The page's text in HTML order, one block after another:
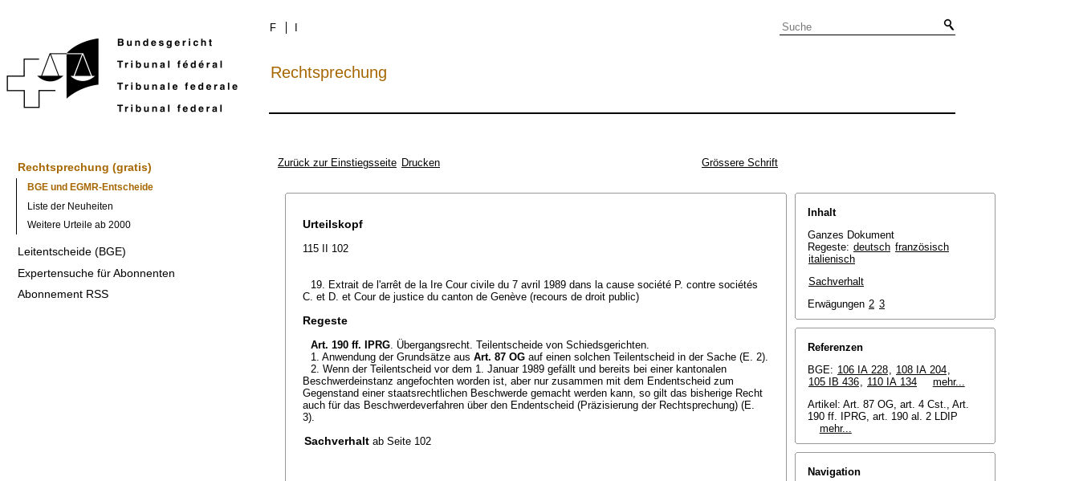
F
Rechtsprechung
Rechtsprechung (gratis)
BGE und EGMR-Entscheide
Liste der Neuheiten
Weitere Urteile ab 2000
Leitentscheide (BGE)
Expertensuche für Abonnenten
Abonnement RSS
Zurück zur Einstiegsseite Drucken Grössere Schrift
Urteilskopf
115 II 102
19. Extrait de l'arrêt de la Ire Cour civile du 7 avril 1989 dans la cause société P. contre sociétés
C. et D. et Cour de justice du canton de Genève (recours de droit public)
Regeste
Art. 190 ff. IPRG. Übergangsrecht. Teilentscheide von Schiedsgerichten.
1. Anwendung der Grundsätze aus Art. 87 OG auf einen solchen Teilentscheid in der Sache (E. 2).
2. Wenn der Teilentscheid vor dem 1. Januar 1989 gefällt und bereits bei einer kantonalen
Beschwerdeinstanz angefochten worden ist, aber nur zusammen mit dem Endentscheid zum
Gegenstand einer staatsrechtlichen Beschwerde gemacht werden kann, so gilt das bisherige Recht
auch für das Beschwerdeverfahren über den Endentscheid (Präzisierung der Rechtsprechung) (E.
3).
Sachverhalt ab Seite 102
Inhalt
Ganzes Dokument
Regeste: deutsch französisch
italienisch
Sachverhalt
Erwägungen 2 3
Referenzen
BGE: 106 IA 228, 108 IA 204,
105 IB 436, 110 IA 134
mehr...
Artikel: Art. 87 OG, art. 4 Cst., Art.
190 ff. IPRG, art. 190 al. 2 LDIP
mehr...
Navigation